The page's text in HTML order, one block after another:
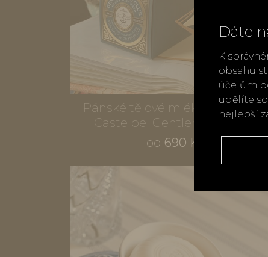
Pánské tělové mléko a mycí gel
Castelbel Gentlemen's Club
od 690 Kč
Dáte
K
obsahu
účelům
udělíte
nejlepší